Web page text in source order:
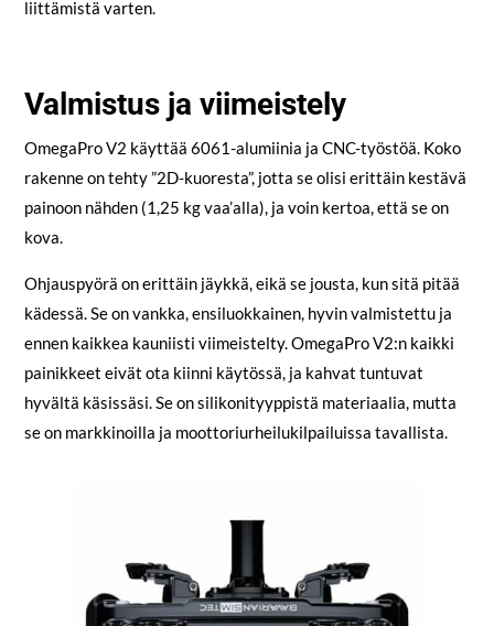
liittämistä varten.
Valmistus ja viimeistely
OmegaPro V2 käyttää 6061-alumiinia ja CNC-työstöä. Koko
rakenne on tehty ”2D-kuoresta”, jotta se olisi erittäin kestävä
painoon nähden (1,25 kg vaa’alla), ja voin kertoa, että se on
kova.
Ohjauspyörä on erittäin jäykkä, eikä se jousta, kun sitä pitää
kädessä. Se on vankka, ensiluokkainen, hyvin valmistettu ja
ennen kaikkea kauniisti viimeistelty. OmegaPro V2:n kaikki
painikkeet eivät ota kiinni käytössä, ja kahvat tuntuvat
hyvältä käsissäsi. Se on silikonityyppistä materiaalia, mutta
se on markkinoilla ja moottoriurheilukilpailuissa tavallista.